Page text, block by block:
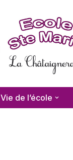
Vie de l’école